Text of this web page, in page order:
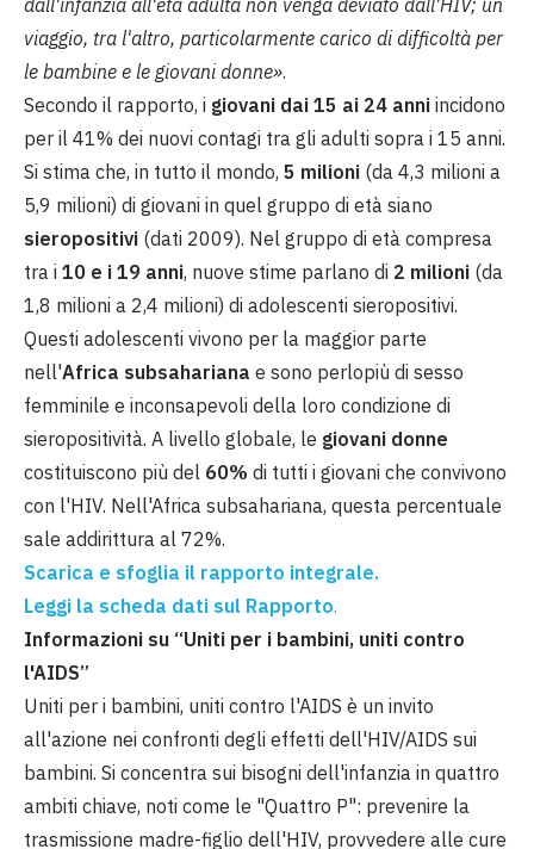
dall'infanzia all'età adulta non venga deviato dall'HIV; un
viaggio, tra l'altro, particolarmente carico di difficoltà per
le bambine e le giovani donne».
Secondo il rapporto, i giovani dai 15 ai 24 anni incidono
per il 41% dei nuovi contagi tra gli adulti sopra i 15 anni.
Si stima che, in tutto il mondo, 5 milioni (da 4,3 milioni a
5,9 milioni) di giovani in quel gruppo di età siano
sieropositivi (dati 2009). Nel gruppo di età compresa
tra i 10 e i 19 anni, nuove stime parlano di 2 milioni (da
1,8 milioni a 2,4 milioni) di adolescenti sieropositivi.
Questi adolescenti vivono per la maggior parte
nell'Africa subsahariana e sono perlopiù di sesso
femminile e inconsapevoli della loro condizione di
sieropositività. A livello globale, le giovani donne
costituiscono più del 60% di tutti i giovani che convivono
con l'HIV. Nell'Africa subsahariana, questa percentuale
sale addirittura al 72%.
Scarica e sfoglia il rapporto integrale.
Leggi la scheda dati sul Rapporto.
Informazioni su “Uniti per i bambini, uniti contro
l'AIDS”
Uniti per i bambini, uniti contro l'AIDS è un invito
all'azione nei confronti degli effetti dell'HIV/AIDS sui
bambini. Si concentra sui bisogni dell'infanzia in quattro
ambiti chiave, noti come le "Quattro P": prevenire la
trasmissione madre-figlio dell'HIV, provvedere alle cure